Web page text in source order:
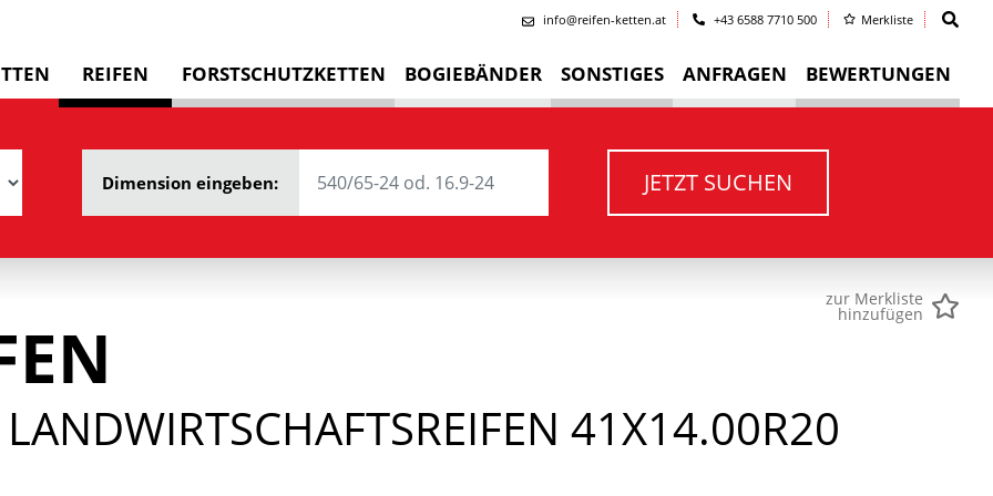
info@reifen-ketten.at +43 6588 7710 500 Merkliste
REIFEN FORSTSCHUTZKETTEN BOGIEBÄNDER SONSTIGES ANFRAGEN BEWERTUNGEN
Dimension eingeben: JETZT SUCHEN
zur Merkliste
hinzufügen
41X14.00R20